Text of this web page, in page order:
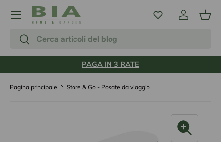
Passa ai contenuti
CercaCerca
Accedi
Menu
PAGA IN 3 RATE
Pagina principale Store & Go - Posate da viaggio